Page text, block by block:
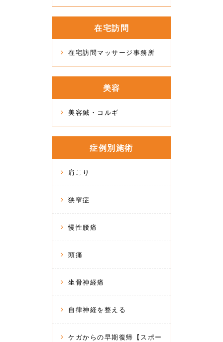
在宅訪問
在宅訪問マッサージ事務所
美容
美容鍼・コルギ
症例別施術
肩こり
狭窄症
慢性腰痛
頭痛
坐骨神経痛
自律神経を整える
ケガからの早期復帰【スポー